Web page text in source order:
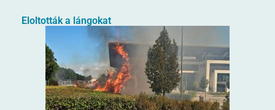
Eloltották a lángokat